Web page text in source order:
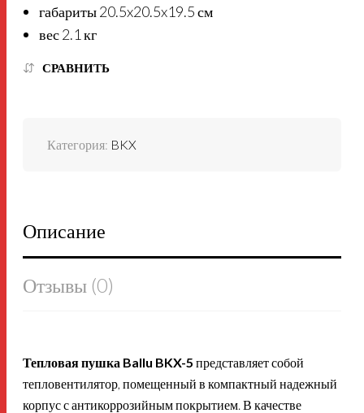
габариты 20.5x20.5x19.5 см
вес 2.1 кг
СРАВНИТЬ
Категория: BKX
Описание
Отзывы (0)
Тепловая пушка Ballu BKX-5 представляет собой
тепловентилятор, помещенный в компактный надежный
корпус с антикоррозийным покрытием. В качестве